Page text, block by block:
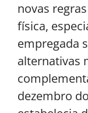
novas
física,
empregada
alternativas
dezembro